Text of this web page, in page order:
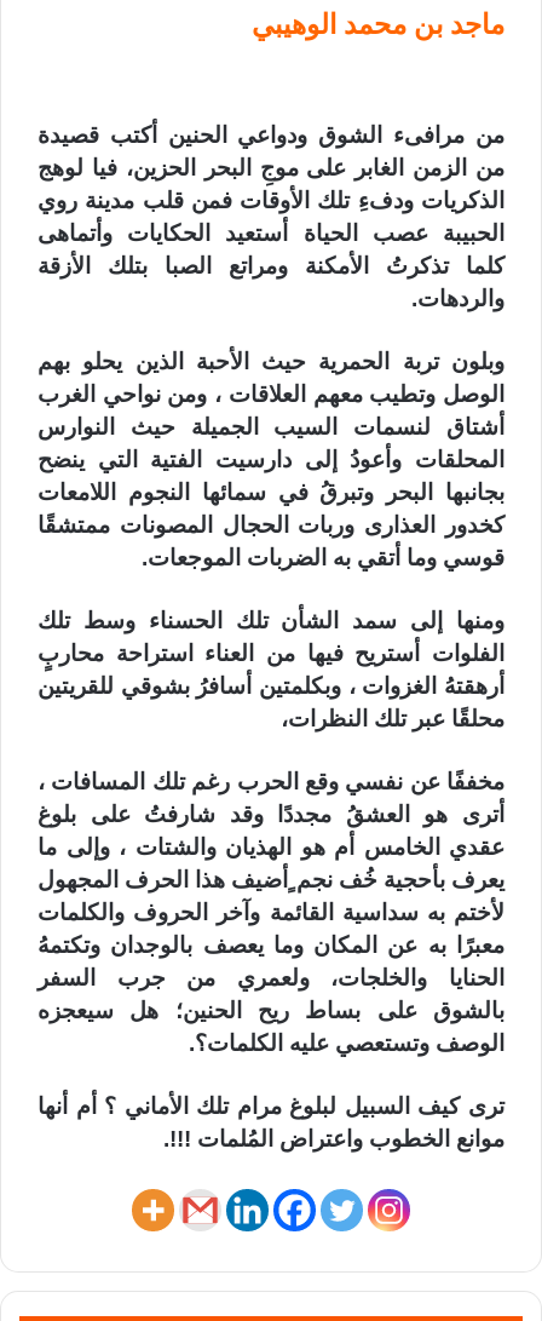
ماجد بن محمد الوهيبي
من مرافىء الشوق ودواعي الحنين أكتب قصيدة
من الزمن الغابر على موجِ البحر الحزين، فيا لوهج
الذكريات ودفءِ تلك الأوقات فمن قلب مدينة روي
الحبيبة عصب الحياة أستعيد الحكايات وأتماهى
كلما تذكرتُ
الأمكنة ومراتع الصبا بتلك الأزقة
والردهات.
وبلون تربة الحمرية حيث الأحبة الذين يحلو بهم
الوصل وتطيب معهم العلاقات ، ومن نواحي الغرب
أشتاق لنسمات السيب الجميلة حيث النوارس
المحلقات وأعودُ إلى دارسيت الفتية التي ينضح
بجانبها البحر وتبرقُ في سمائها النجوم اللامعات
كخدور العذارى وربات الحجال المصونات ممتشقًا
قوسي وما أتقي به الضربات الموجعات.
ومنها إلى سمد الشأن تلك الحسناء وسط تلك
الفلوات أستريح فيها من العناء
استراحة محاربٍ
أرهقتهُ الغزوات ، وبكلمتين أسافرُ بشوقي للقريتين
محلقًا عبر تلك النظرات،
مخففًا عن نفسي وقع الحرب رغم تلك المسافات ،
أترى هو العشقُ مجددًا وقد شارفتُ على بلوغ
عقدي الخامس أم هو الهذيان والشتات ، وإلى ما
يعرف بأحجية خُف نجم ٍأضيف هذا الحرف المجهول
لأختم به سداسية القائمة وآخر الحروف والكلمات
معبرًا به عن المكان وما يعصف بالوجدان وتكتمهُ
الحنايا والخلجات، ولعمري من جرب السفر
بالشوق على بساط ريح الحنين؛ هل سيعجزه
الوصف وتستعصي عليه الكلمات؟.
ترى كيف السبيل لبلوغ مرام تلك الأماني ؟ أم أنها
موانع الخطوب واعتراض المُلمات !!!.